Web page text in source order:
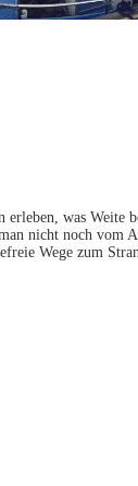
was Weite
nicht noch vom
Wege zum